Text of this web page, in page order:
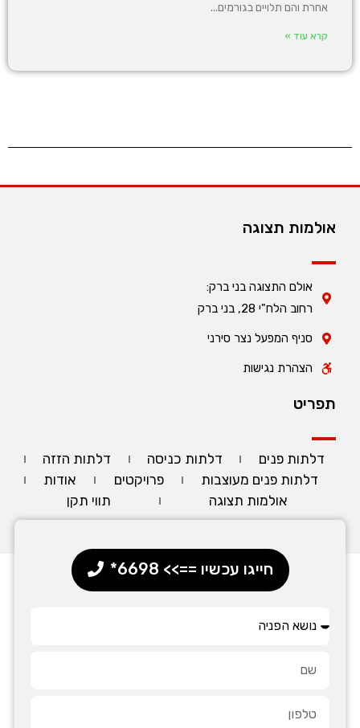
אחרת והם תלויים בגורמים
קרא עוד »
אולמות תצוגה
אולם התצוגה בני ברק:
רחוב הלח"י 28, בני ברק
סניף המפעל נצר סירני
הצהרת נגישות
תפריט
דלתות פנים דלתות כניסה
דלתות הזזה
דלתות פנים מעוצבות
פרויקטים
אודות
אולמות תצוגה
תווי תקן
חייגו עכשיו ==>> 6698*